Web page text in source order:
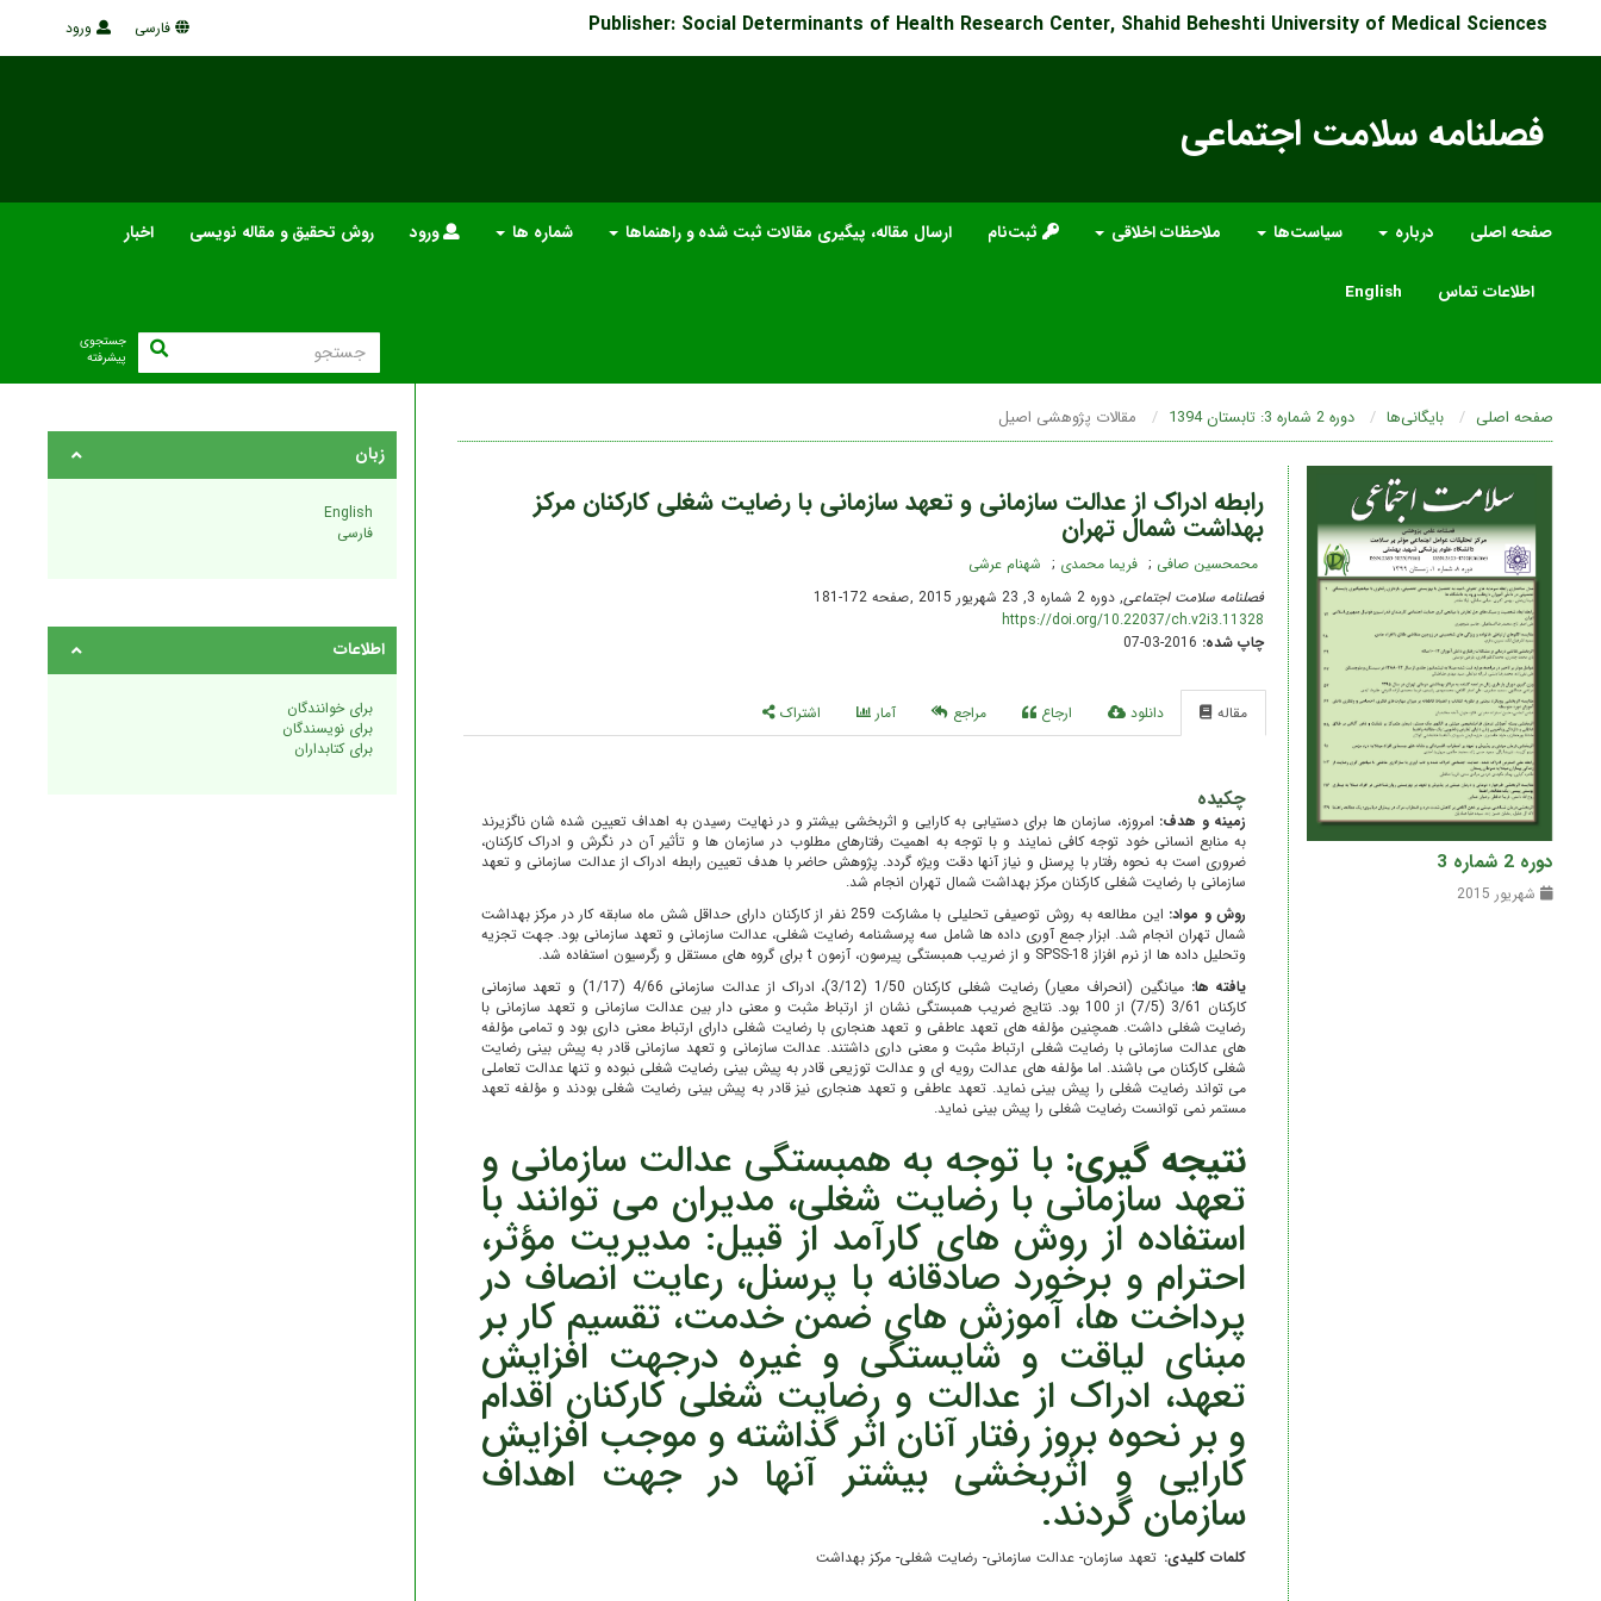
Publisher: Social Determinants of Health Research Center, Shahid Beheshti University of Medical Sciences ورود فارسی
فصلنامه سلامت اجتماعی
صفحه اصلی درباره سیاست‌ها ملاحظات اخلاقی ثبت‌نام ارسال مقاله، پیگیری مقالات ثبت شده و راهنماها شماره ها ورود روش تحقیق و مقاله نویسی اخبار
اطلاعات تماس English
جستجوی
پیشرفته
صفحه اصلی بایگانی‌ها دوره 2 شماره 3: تابستان 1394 مقالات پژوهشی اصیل
دوره 2 شماره 3
شهریور 2015
رابطه ادراک از عدالت سازمانی و تعهد سازمانی با رضایت شغلی کارکنان مرکز
بهداشت شمال تهران
محمحسین صافی فریما محمدی
شهنام عرشی
فصلنامه سلامت اجتماعی, دوره 2 شماره 3, 23 شهریور 2015 ,صفحه 172-181
https://doi.org/10.22037/ch.v2i3.11328
چاپ شده:
مقاله دانلود ارجاع مراجع آمار اشتراک
چکیده
زمینه و هدف: امروزه، سازمان ها برای دستیابی به کارایی و اثربخشی بیشتر و در نهایت رسیدن به اهداف تعیین شده شان ناگزیرند
به منابع انسانی خود توجه کافی نمایند و با توجه به اهمیت رفتارهای مطلوب در سازمان ها و تأثیر آن در نگرش و ادراک کارکنان،
ضروری است به نحوه رفتار با پرسنل و نیاز آنها دقت ویژه گردد. پژوهش حاضر با هدف تعیین رابطه ادراک از عدالت سازمانی و تعهد
سازمانی با رضایت شغلی کارکنان مرکز بهداشت شمال تهران انجام شد.
روش و مواد:
این مطالعه به روش توصیفی تحلیلی با مشارکت 259 نفر از کارکنان دارای حداقل شش ماه سابقه کار در مرکز بهداشت
شمال تهران انجام شد. ابزار جمع آوری داده ها شامل سه پرسشنامه رضایت شغلی، عدالت سازمانی و تعهد سازمانی بود. جهت تجزیه
وتحلیل داده ها از نرم افزاز SPSS-18 و از ضریب همبستگی پیرسون، آزمون t برای گروه های مستقل و رگرسیون استفاده شد.
یافته ها:
میانگین (انحراف معیار) رضایت شغلی کارکنان 1/50 (3/12)، ادراک از عدالت سازمانی 4/66 (1/17) و تعهد سازمانی
کارکنان 3/61 (7/5) از 100 بود. نتایج ضریب همبستگی نشان از ارتباط مثبت و معنی دار بین عدالت سازمانی و تعهد سازمانی با
رضایت شغلی داشت. همچنین مؤلفه های تعهد عاطفی و تعهد هنجاری با رضایت شغلی دارای ارتباط معنی داری بود و تمامی مؤلفه
های عدالت سازمانی با رضایت شغلی ارتباط مثبت و معنی داری داشتند. عدالت سازمانی و تعهد سازمانی قادر به پیش بینی رضایت
شغلی کارکنان می باشند. اما مؤلفه های عدالت رویه ای و عدالت توزیعی قادر به پیش بینی رضایت شغلی نبوده و تنها عدالت تعاملی
می تواند رضایت شغلی را پیش بینی نماید. تعهد عاطفی و تعهد هنجاری نیز قادر به پیش بینی رضایت شغلی بودند و مؤلفه تعهد
مستمر نمی توانست رضایت شغلی را پیش بینی نماید.
نتیجه گیری: با توجه به همبستگی عدالت سازمانی و
تعهد سازمانی با رضایت شغلی، مدیران می توانند با
استفاده از روش های کارآمد از قبیل: مدیریت مؤثر،
احترام و برخورد صادقانه با پرسنل، رعایت انصاف در
پرداخت ها، آموزش های ضمن خدمت، تقسیم کار بر
مبنای لیاقت و شایستگی و غیره درجهت افزایش
تعهد، ادراک از عدالت و رضایت شغلی کارکنان اقدام
و بر نحوه بروز رفتار آنان اثر گذاشته و موجب افزایش
کارایی و اثربخشی بیشتر آنها در جهت اهداف
سازمان گردند.
کلمات کلیدی: تعهد سازمان- عدالت سازمانی- رضایت شغلی- مرکز بهداشت
زبان
English
فارسی
اطلاعات
برای خوانندگان
برای نویسندگان
برای کتابداران